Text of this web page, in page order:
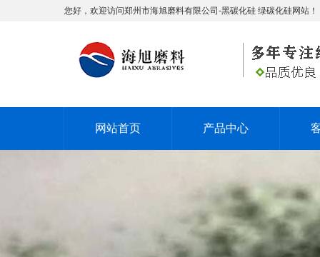
您好，欢迎访问郑州市海旭磨料有限公司-黑碳化硅 绿碳化硅网站！
网站首页 产品中心